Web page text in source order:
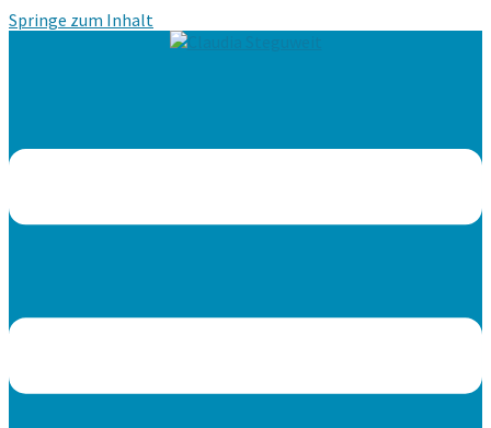
Springe zum Inhalt